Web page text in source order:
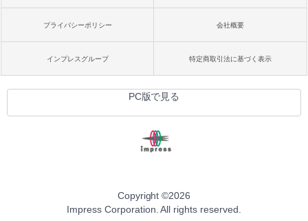
プライバシーポリシー 会社概要
インプレスグループ 特定商取引法に基づく表示
PC版で見る
Copyright ©2026
Impress Corporation. All rights reserved.